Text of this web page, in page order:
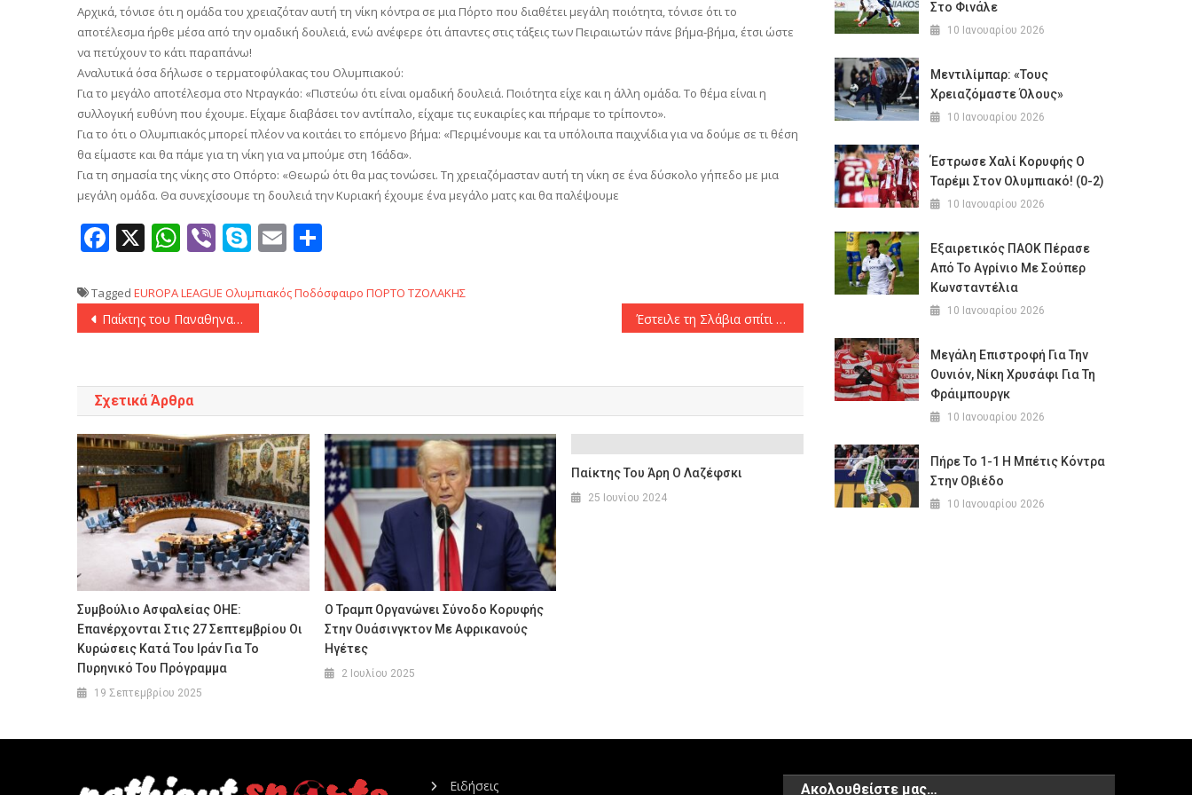
Αρχικά, τόνισε ότι η ομάδα του χρειαζόταν αυτή τη νίκη κόντρα σε μια Πόρτο που διαθέτει μεγάλη ποιότητα, τόνισε ότι το
αποτέλεσμα ήρθε μέσα από την ομαδική δουλειά, ενώ ανέφερε ότι άπαντες στις τάξεις των Πειραιωτών πάνε βήμα-βήμα, έτσι ώστε
να πετύχουν το κάτι παραπάνω!
Αναλυτικά όσα δήλωσε ο τερματοφύλακας του Ολυμπιακού:
Για το μεγάλο αποτέλεσμα στο Ντραγκάο: «Πιστεύω ότι είναι ομαδική δουλειά. Ποιότητα είχε και η άλλη ομάδα. Το θέμα είναι η
συλλογική ευθύνη που έχουμε. Είχαμε διαβάσει τον αντίπαλο, είχαμε τις ευκαιρίες και πήραμε το τρίποντο».
Για το ότι ο Ολυμπιακός μπορεί πλέον να κοιτάει το επόμενο βήμα: «Περιμένουμε και τα υπόλοιπα παιχνίδια για να δούμε σε τι θέση
θα είμαστε και θα πάμε για τη νίκη για να μπούμε στη 16άδα».
Για τη σημασία της νίκης στο Οπόρτο: «Θεωρώ ότι θα μας τονώσει. Τη χρειαζόμασταν αυτή τη νίκη σε ένα δύσκολο γήπεδο με μια
μεγάλη ομάδα. Θα συνεχίσουμε τη δουλειά την Κυριακή έχουμε ένα μεγάλο ματς και θα παλέψουμε
Facebook
X WhatsApp
ViberSkype
Email
Tagged EUROPA LEAGUE ΟλυμπιακόςΠοδόσφαιρο ΠΟΡΤΟ ΤΖΟΛΑΚΗΣ
Πλοήγηση
Παίκτης του Παναθηναϊκού και με την… βούλα ο Κάρολ Σφιντέρσκι! Έστειλε τη Σλάβια σπίτι της και αγκάλιασε την πρόκριση ο ΠΑΟΚ!
Σχετικά Άρθρα
Συμβούλιο Ασφαλείας ΟΗΕ:
Επανέρχονται Στις 27 Σεπτεμβρίου Οι
Κυρώσεις Κατά Του Ιράν Για Το
Πυρηνικό Του Πρόγραμμα
19 Σεπτεμβρίου 2025
Ο Τραμπ Οργανώνει Σύνοδο Κορυφής
Στην Ουάσινγκτον Με Αφρικανούς
Ηγέτες
2 Ιουλίου 2025
Παίκτης Του Άρη Ο Λαζέφσκι
25 Ιουνίου 2024
Στο Φινάλε
10 Ιανουαρίου 2026
Μεντιλίμπαρ: «Τους
Χρειαζόμαστε Όλους»
10 Ιανουαρίου 2026
Έστρωσε Χαλί Κορυφής Ο
Ταρέμι Στον Ολυμπιακό! (0-2)
10 Ιανουαρίου 2026
Εξαιρετικός ΠΑΟΚ Πέρασε
Από Το Αγρίνιο Με Σούπερ
Κωνσταντέλια
10 Ιανουαρίου 2026
Μεγάλη Επιστροφή Για Την
Ουνιόν, Νίκη Χρυσάφι Για Τη
Φράιμπουργκ
10 Ιανουαρίου 2026
Πήρε Το 1-1 Η Μπέτις Κόντρα
Στην Οβιέδο
10 Ιανουαρίου 2026
Ειδήσεις Ακολουθείστε μας…